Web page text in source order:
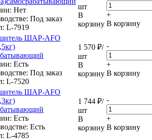
Нет
Под заказ
: L-7919
шт
В
корзину
+
В корзину
ШАР-AFO
Eсть
Под заказ
: L-7520
1 570 ₽/
шт
В
корзину
-
+
В корзину
ШАР-AFO
Eсть
Есть
: L-4785
1 744 ₽/
шт
В
корзину
-
+
В корзину